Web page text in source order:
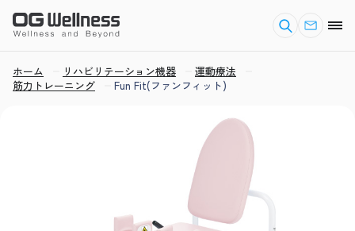
ホーム リハビリテーション機器
運動療法
筋力トレーニング
Fun Fit(ファンフィット)